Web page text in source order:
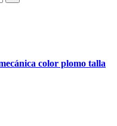
color plomo talla